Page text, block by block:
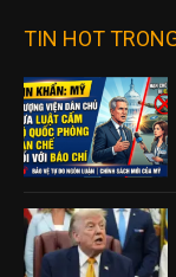
TIN HOT